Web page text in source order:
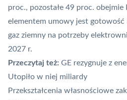
proc., pozostałe 49 proc. obejmie
elementem umowy jest gotowość
gaz ziemny na potrzeby
2027 r.
Przeczytaj też: GE rezygnuje z
Utopiło w niej miliardy
Przekształcenia własnościowe